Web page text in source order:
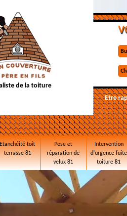
de la toiture
Etre
Etanchéité toit
terrasse 81
Pose et
réparation de
velux 81
Intervention
d'urgence fuite
toiture 81